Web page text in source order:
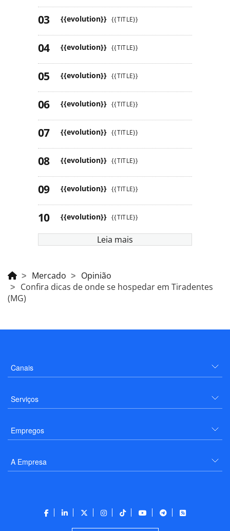
{{evolution}} {{TITLE}}
{{evolution}} {{TITLE}}
{{evolution}} {{TITLE}}
{{evolution}} {{TITLE}}
{{evolution}} {{TITLE}}
{{evolution}} {{TITLE}}
{{evolution}} {{TITLE}}
{{evolution}} {{TITLE}}
Leia mais
Mercado
Opinião
Confira dicas de onde se hospedar em Tiradentes
(MG)
Canais
Serviços
Empregos
A Empresa